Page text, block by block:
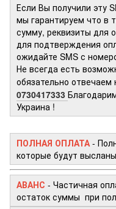
Если Вы получили эту
мы гарантируем что в
сумму, реквизиты для
для подтверждения
ожидайте SMS с
Не всегда есть
обязательно
0730417333
Украина !
ПОЛНАЯ ОПЛАТА -
которые будут
АВАНС - Частичная
остаток суммы при